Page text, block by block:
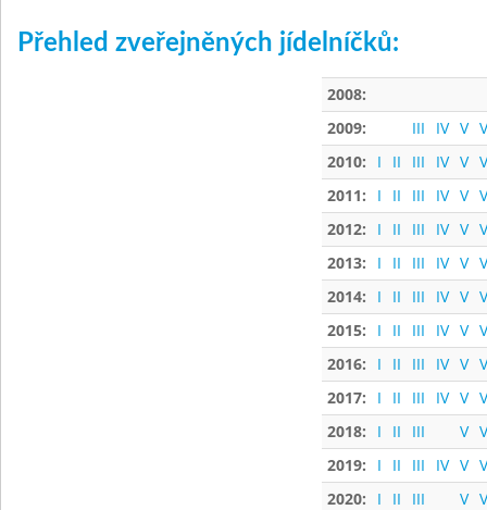
Přehled zveřejněných jídelníčků:
2008:
2009:
III IV V
2010:
I II III IV V
2011:
I II III IV V
2012:
I II III IV V
2013:
I II III IV V
2014:
I II III IV V
2015:
I II III IV V
2016:
I II III IV V
2017:
I II III IV V
2018:
I II III V
2019:
I II III IV V
2020:
I II III V